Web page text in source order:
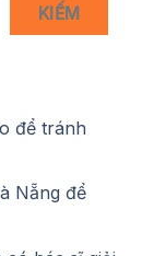
KIẾM
để tránh
Nẵng để